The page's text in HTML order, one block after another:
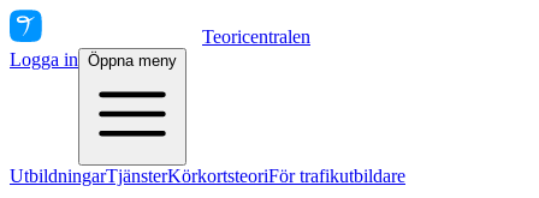
Teoricentralen
Logga in Öppna meny
UtbildningarTjänsterKörkortsteoriFör trafikutbildare